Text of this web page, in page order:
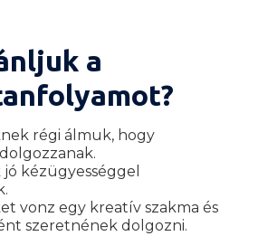
a
régi álmuk, hogy
kézügyességgel
vonz egy kreatív szakma és
szeretnének dolgozni.